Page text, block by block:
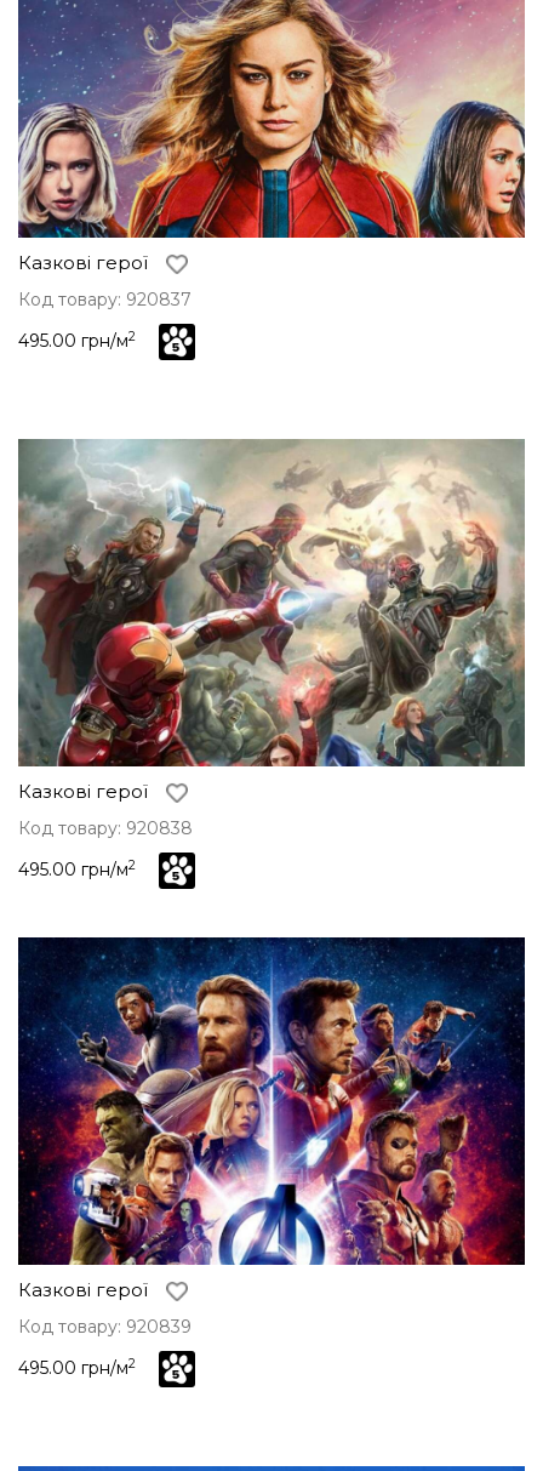
Казкові герої
Код товару: 920837
495.00 грн/м2
Казкові герої
Код товару: 920838
495.00 грн/м2
Казкові герої
Код товару: 920839
495.00 грн/м2